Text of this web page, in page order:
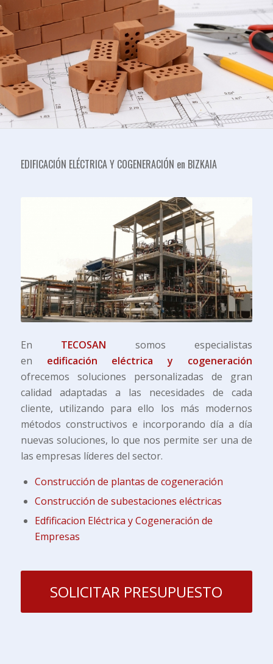
EDIFICACIÓN ELÉCTRICA Y COGENERACIÓN en BIZKAIA
En TECOSAN somos especialistas
en edificación eléctrica y cogeneración
ofrecemos soluciones personalizadas de gran
calidad adaptadas a las necesidades de cada
cliente, utilizando para ello los más modernos
métodos constructivos e incorporando día a día
nuevas soluciones, lo que nos permite ser una de
las empresas líderes del sector.
Construcción de plantas de cogeneración
Construcción de subestaciones eléctricas
Edfificacion Eléctrica y Cogeneración de
Empresas
SOLICITAR PRESUPUESTO